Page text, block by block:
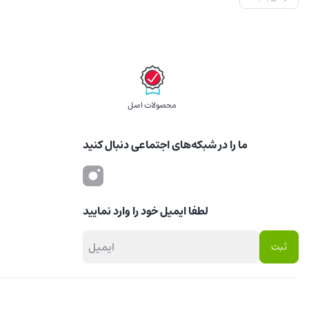
محصولات اصل
ما را در شبکه‌های اجتماعی دنبال کنید
لطفا ایمیل خود را وارد نمایید